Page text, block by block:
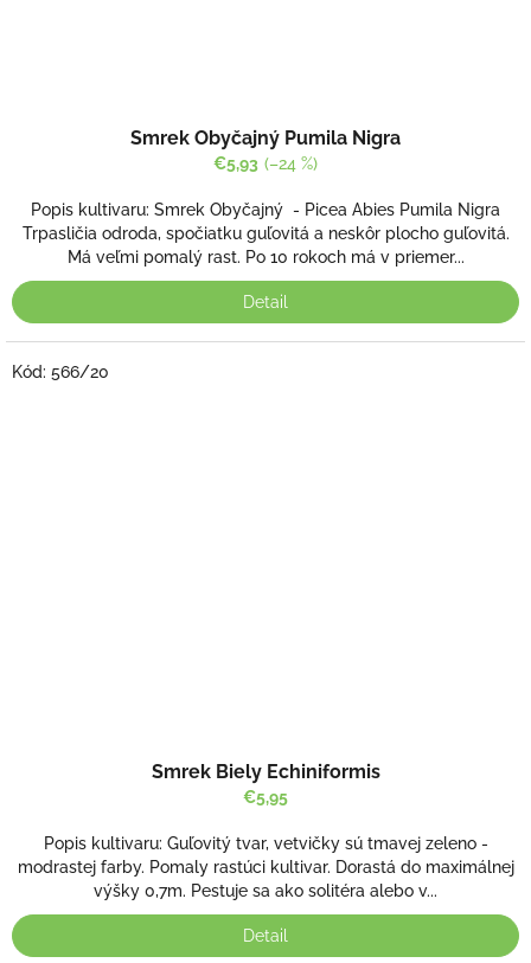
Smrek Obyčajný Pumila Nigra
€5,93 (–24 %)
Popis kultivaru: Smrek Obyčajný - Picea Abies Pumila Nigra
Trpasličia odroda, spočiatku guľovitá a neskôr plocho guľovitá.
Má veľmi pomalý rast. Po 10 rokoch má v priemer...
Detail
Smrek Biely Echiniformis
€5,95
Popis kultivaru: Guľovitý tvar, vetvičky sú tmavej zeleno -
modrastej farby. Pomaly rastúci kultivar. Dorastá do maximálnej
výšky 0,7m. Pestuje sa ako solitéra alebo v...
Detail
Kód: 566/20